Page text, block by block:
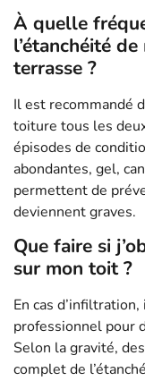
À quelle
l’étanchéité
terrasse ?
Il est recommandé
toiture tous les
épisodes de
abondantes, gel,
permettent de
deviennent graves.
Que faire si
sur mon toit ?
En cas
professionnel pour
Selon la gravité,
complet de